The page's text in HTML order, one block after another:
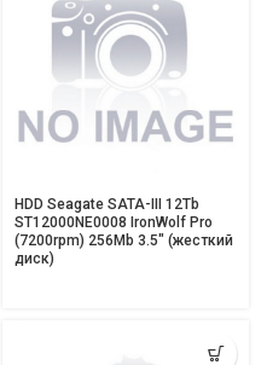
HDD Seagate SATA-III 12Tb
ST12000NE0008 IronWolf Pro
(7200rpm) 256Mb 3.5″ (жесткий
диск)